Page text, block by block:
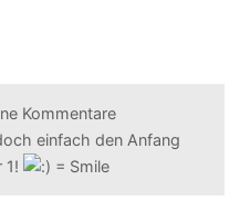
Kommentare
einfach den Anfang
1!